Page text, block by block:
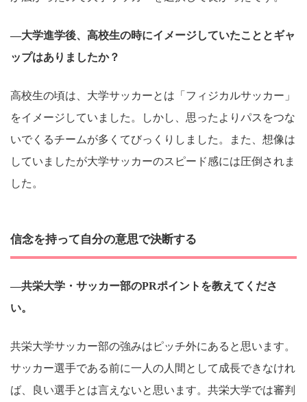
―大学進学後、高校生の時にイメージしていたこととギャ
ップはありましたか？
高校生の頃は、大学サッカーとは「フィジカルサッカー」
をイメージしていました。しかし、思ったよりパスをつな
いでくるチームが多くてびっくりしました。また、想像は
していましたが大学サッカーのスピード感には圧倒されま
した。
信念を持って自分の意思で決断する
―共栄大学・サッカー部のPRポイントを教えてくださ
い。
共栄大学サッカー部の強みはピッチ外にあると思います。
サッカー選手である前に一人の人間として成長できなけれ
ば、良い選手とは言えないと思います。共栄大学では審判